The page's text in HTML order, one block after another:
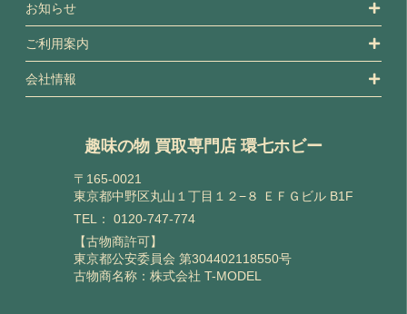
お知らせ
ご利用案内
会社情報
趣味の物 買取専門店 環七ホビー
〒165-0021
東京都中野区丸山１丁目１２−８ ＥＦＧビル B1F
TEL： 0120-747-774
【古物商許可】
東京都公安委員会 第304402118550号
古物商名称：株式会社 T-MODEL